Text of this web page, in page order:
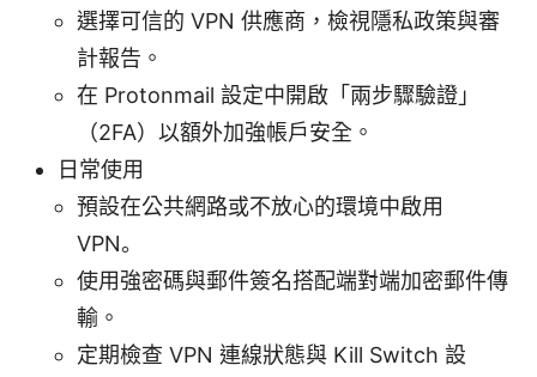
選擇可信的 VPN 供應商，檢視隱私政策與審
計報告。
在 Protonmail 設定中開啟「兩步驟驗證」
（2FA）以額外加強帳戶安全。
日常使用
預設在公共網路或不放心的環境中啟用
VPN。
使用強密碼與郵件簽名搭配端對端加密郵件傳
輸。
定期檢查 VPN 連線狀態與 Kill Switch 設